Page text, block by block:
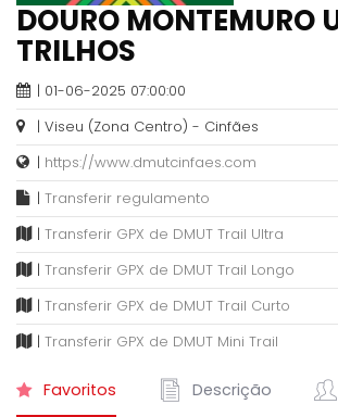
DOURO MONTEMURO
TRILHOS
| 01-06-2025 07:00:00
| Viseu (Zona Centro) - Cinfães
| https://www.dmutcinfaes.com
| Transferir regulamento
| Transferir GPX de DMUT Trail Ultra
| Transferir GPX de DMUT Trail Longo
| Transferir GPX de DMUT Trail Curto
| Transferir GPX de DMUT Mini Trail
Favoritos Descrição